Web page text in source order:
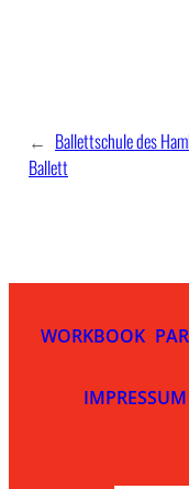
← Ballettschule des
Ballett
WORKBOOK
IMPRESSUM